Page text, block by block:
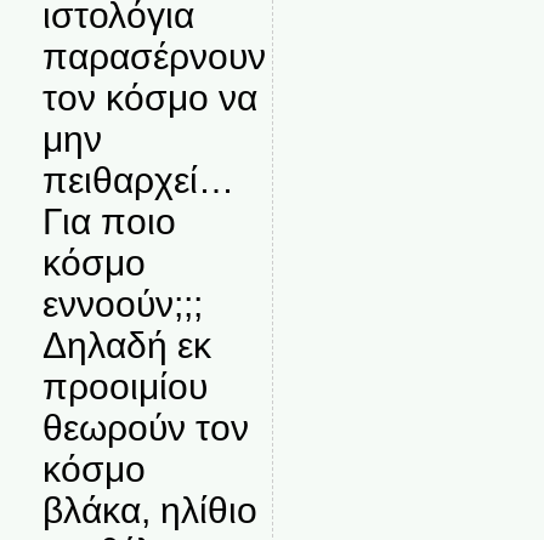
ιστολόγια
παρασέρνουν
τον κόσμο να
μην
πειθαρχεί…
Για ποιο
κόσμο
εννοούν;;;
Δηλαδή εκ
προοιμίου
θεωρούν τον
κόσμο
βλάκα, ηλίθιο